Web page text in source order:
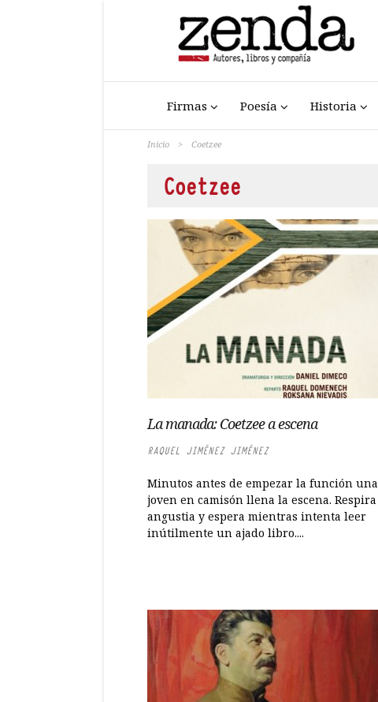
Firmas Poesía Historia
Inicio > Coetzee
Coetzee
La manada: Coetzee a escena
RAQUEL JIMÉNEZ JIMÉNEZ
Minutos antes de empezar la función una
joven en camisón llena la escena. Respira
angustia y espera mientras intenta leer
inútilmente un ajado libro....